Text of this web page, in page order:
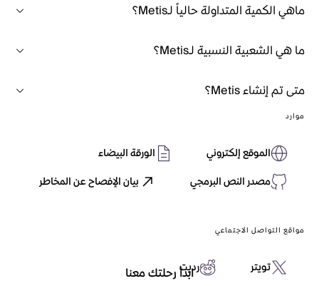
ماهي الكمية المتداولة حالياً لـMetis؟
ما هي الشعبية النسبية لـMetis؟
متى تم إنشاء Metis؟
موارد
الموقع إلكتروني
الورقة البيضاء
مصدر النص البرمجي
بيان الإفصاح عن المخاطر
مواقع التواصل الاجتماعي
تويتر رديت
ابدأ رحلتك معنا